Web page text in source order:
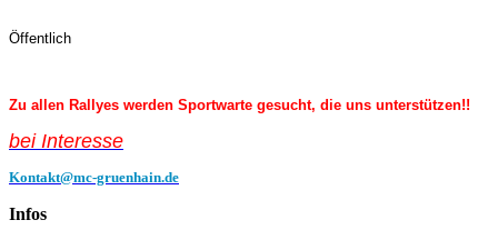
Öffentlich
Zu allen Rallyes werden Sportwarte gesucht, die uns unterstützen!!
bei Interesse
Kontakt@mc-gruenhain.de
Infos